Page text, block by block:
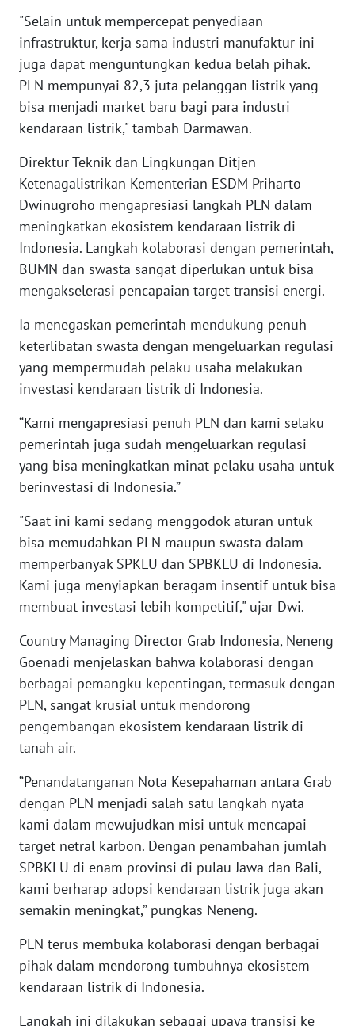
"Selain untuk mempercepat penyediaan
infrastruktur, kerja sama industri manufaktur ini
juga dapat menguntungkan kedua belah pihak.
PLN mempunyai 82,3 juta pelanggan listrik yang
bisa menjadi market baru bagi para industri
kendaraan listrik," tambah Darmawan.
Direktur Teknik dan Lingkungan Ditjen
Ketenagalistrikan Kementerian ESDM Priharto
Dwinugroho mengapresiasi langkah PLN dalam
meningkatkan ekosistem kendaraan listrik di
Indonesia. Langkah kolaborasi dengan pemerintah,
BUMN dan swasta sangat diperlukan untuk bisa
mengakselerasi pencapaian target transisi energi.
Ia menegaskan pemerintah mendukung penuh
keterlibatan swasta dengan mengeluarkan regulasi
yang mempermudah pelaku usaha melakukan
investasi kendaraan listrik di Indonesia.
“Kami mengapresiasi penuh PLN dan kami selaku
pemerintah juga sudah mengeluarkan regulasi
yang bisa meningkatkan minat pelaku usaha untuk
berinvestasi di Indonesia.”
"Saat ini kami sedang menggodok aturan untuk
bisa memudahkan PLN maupun swasta dalam
memperbanyak SPKLU dan SPBKLU di Indonesia.
Kami juga menyiapkan beragam insentif untuk bisa
membuat investasi lebih kompetitif," ujar Dwi.
Country Managing Director Grab Indonesia, Neneng
Goenadi menjelaskan bahwa kolaborasi dengan
berbagai pemangku kepentingan, termasuk dengan
PLN, sangat krusial untuk mendorong
pengembangan ekosistem kendaraan listrik di
tanah air.
“Penandatanganan Nota Kesepahaman antara Grab
dengan PLN menjadi salah satu langkah nyata
kami dalam mewujudkan misi untuk mencapai
target netral karbon. Dengan penambahan jumlah
SPBKLU di enam provinsi di pulau Jawa dan Bali,
kami berharap adopsi kendaraan listrik juga akan
semakin meningkat,” pungkas Neneng.
PLN terus membuka kolaborasi dengan berbagai
pihak dalam mendorong tumbuhnya ekosistem
kendaraan listrik di Indonesia.
Langkah ini dilakukan sebagai upaya transisi ke
TAPANULI
SELATAN
WN
LESUNG
WN
WN
SIMALUNGUN
WN
LABUHANBATU
WN
TAPANULI
TENGAH
SERDANG
WN
TEBING
WN
PAKPAK
WN
WN
BEKASI
BOGOR
WN
TAPANULI
UTARA
WN
WN
PADANG